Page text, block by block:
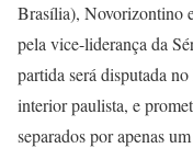
Brasília), Novorizontino
pela vice-liderança da
partida será disputada
interior paulista, e
separados por apenas